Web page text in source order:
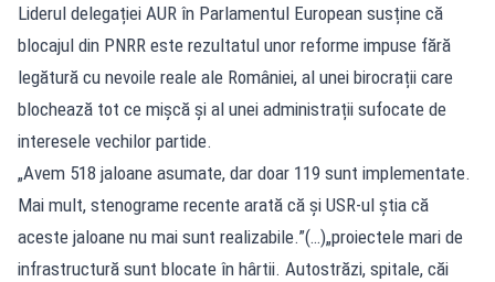
Liderul delegației AUR în Parlamentul European susține că
blocajul din PNRR este rezultatul unor reforme impuse fără
legătură cu nevoile reale ale României, al unei birocrații care
blochează tot ce mișcă și al unei administrații sufocate de
interesele vechilor partide.
„Avem 518 jaloane asumate, dar doar 119 sunt implementate.
Mai mult, stenograme recente arată că și USR-ul știa că
aceste jaloane nu mai sunt realizabile.”(…)„proiectele mari de
infrastructură sunt blocate în hârtii. Autostrăzi, spitale, căi